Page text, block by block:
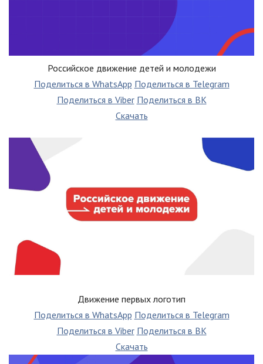
Российское движение детей и молодежи
Поделиться в WhatsApp Поделиться в Telegram
Поделиться в Viber Поделиться в ВК
Скачать
Движение первых логотип
Поделиться в WhatsApp Поделиться в Telegram
Поделиться в Viber Поделиться в ВК
Скачать